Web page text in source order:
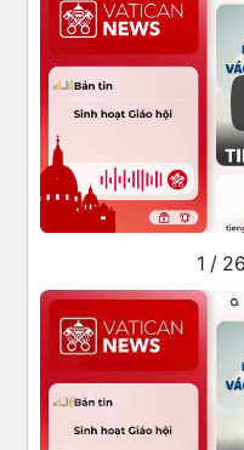
1 /